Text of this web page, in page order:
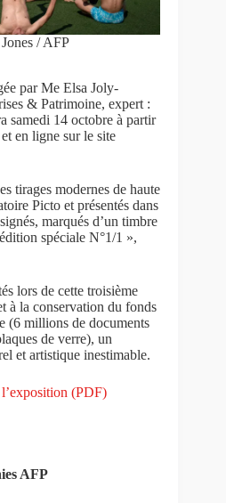
/ AFP
par Me Elsa Joly-
& Patrimoine, expert :
samedi 14 octobre à partir
en ligne sur le site
tirages modernes de haute
Picto et présentés dans
marqués d’un timbre
spéciale N°1/1 »,
lors de cette troisième
à la conservation du fonds
(6 millions de documents
de verre), un
et artistique inestimable.
(PDF)
AFP